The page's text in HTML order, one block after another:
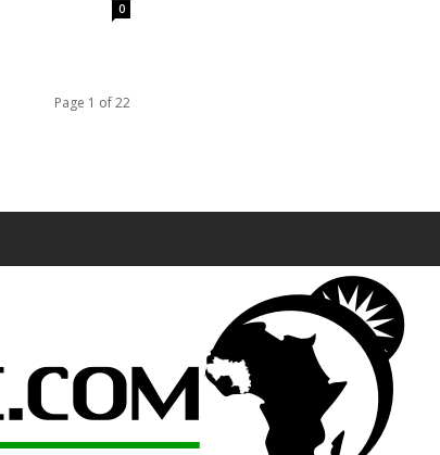
0
Page 1 of 22